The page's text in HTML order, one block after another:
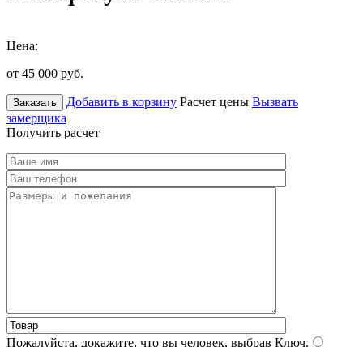
Цена:
от 45 000 руб.
Заказать Добавить в корзину Расчет цены Вызвать
замерщика
Получить расчет
Пожалуйста, докажите, что вы человек, выбрав Ключ.